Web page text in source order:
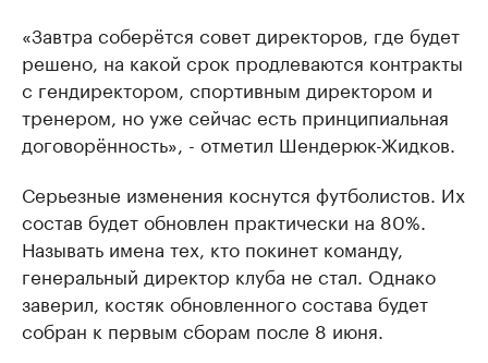
«Завтра соберётся совет директоров, где будет
решено, на какой срок продлеваются контракты
с гендиректором, спортивным директором и
тренером, но уже сейчас есть принципиальная
договорённость», - отметил Шендерюк-Жидков.
Серьезные изменения коснутся футболистов. Их
состав будет обновлен практически на 80%.
Называть имена тех, кто покинет команду,
генеральный директор клуба не стал. Однако
заверил, костяк обновленного состава будет
собран к первым сборам после 8 июня.